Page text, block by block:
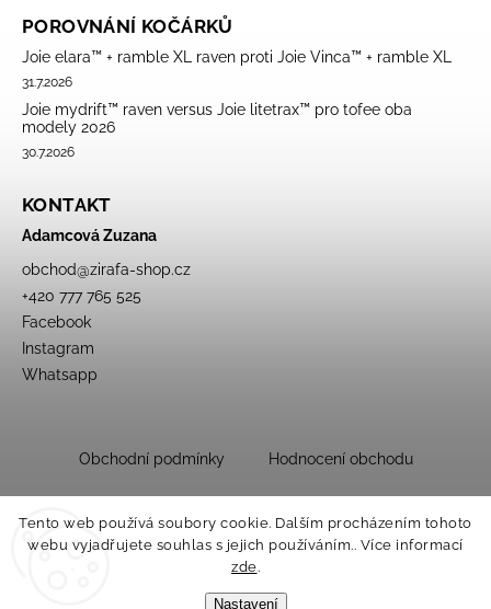
Tento web používá soubory cookie. Dalším procházením tohoto
webu vyjadřujete souhlas s jejich používáním.. Více informací
zde.
Nastavení
POROVNÁNÍ KOČÁRKŮ
Joie elara™ + ramble XL raven proti Joie Vinca™ + ramble XL
31.7.2026
Joie mydrift™ raven versus Joie litetrax™ pro tofee oba
modely 2026
30.7.2026
KONTAKT
Adamcová Zuzana
obchod@zirafa-shop.cz
+420 777 765 525
Facebook
Instagram
Whatsapp
Obchodní podmínky Hodnocení obchodu